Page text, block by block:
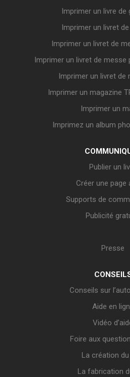
Imprimer un livre de
Imprimer un livret
Imprimer un livret de
Imprimer un livret de messe
Imprimer un livret de
Imprimer un magazine
Imprimer un
Imprimez un album
Publier un
Créer une page
Supports de
Publicité
Presse
Conseils sur
Aide en
Vidéo
Foire aux
La création du
La fabrication